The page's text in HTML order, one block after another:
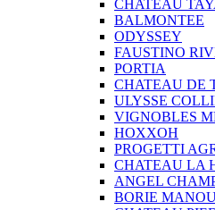
CHATEAU
BALMONTEE
ODYSSEY
FAUSTINO
PORTIA
CHATEAU DE
ULYSSE
VIGNOBLES
HOXXOH
PROGETTI
CHATEAU LA
ANGEL
BORIE